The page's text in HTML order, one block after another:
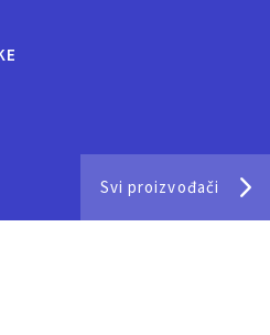
Svi proizvođači